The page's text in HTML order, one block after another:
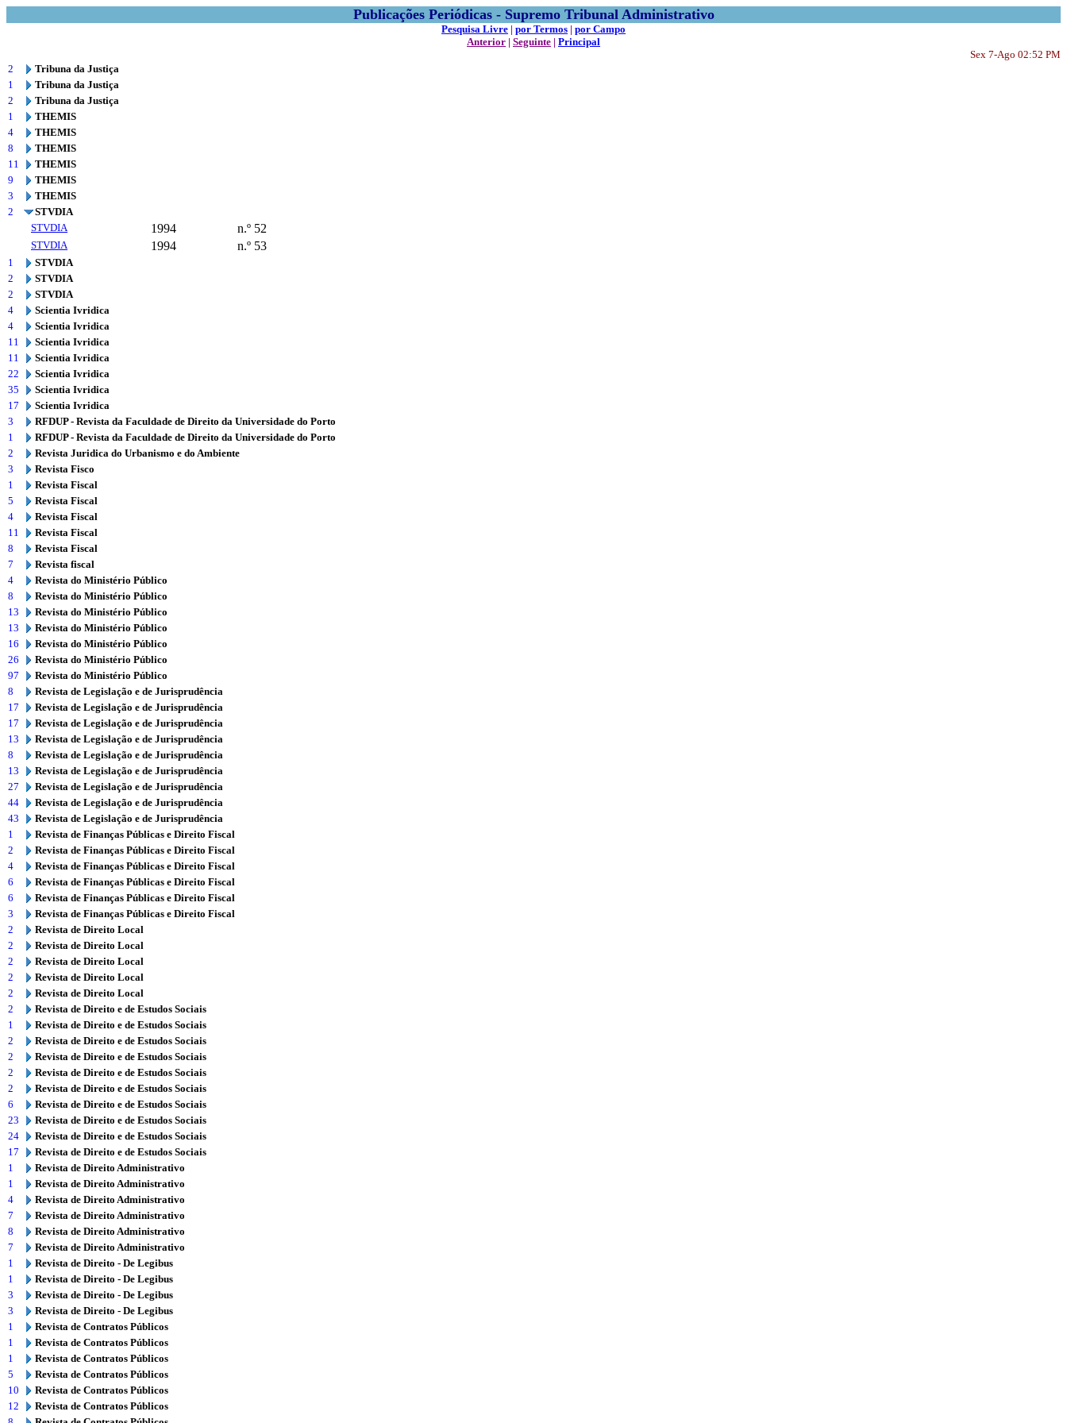
Publicações Periódicas - Supremo Tribunal Administrativo
Pesquisa Livre | por Termos | por Campo
Anterior | Seguinte | Principal
Sex 7-Ago 02:52 PM
2
Tribuna da Justiça
1
Tribuna da Justiça
2
Tribuna da Justiça
1
THEMIS
4
THEMIS
8
THEMIS
11
THEMIS
9
THEMIS
3
THEMIS
2
STVDIA
STVDIA
1994 n.º 52
STVDIA 1994 n.º 53
1
STVDIA
2
STVDIA
2
STVDIA
4
Scientia Ivridica
4
Scientia Ivridica
11
Scientia Ivridica
11
Scientia Ivridica
22
Scientia Ivridica
35
Scientia Ivridica
17
Scientia Ivridica
3
RFDUP - Revista da Faculdade de Direito da Universidade do Porto
1
RFDUP - Revista da Faculdade de Direito da Universidade do Porto
2
Revista Juridica do Urbanismo e do Ambiente
3
Revista Fisco
1
Revista Fiscal
5
Revista Fiscal
4
Revista Fiscal
11
Revista Fiscal
8
Revista Fiscal
7
Revista fiscal
4
Revista do Ministério Público
8
Revista do Ministério Público
13
Revista do Ministério Público
13
Revista do Ministério Público
16
Revista do Ministério Público
26
Revista do Ministério Público
97
Revista do Ministério Público
8
Revista de Legislação e de Jurisprudência
17
Revista de Legislação e de Jurisprudência
17
Revista de Legislação e de Jurisprudência
13
Revista de Legislação e de Jurisprudência
8
Revista de Legislação e de Jurisprudência
13
Revista de Legislação e de Jurisprudência
27
Revista de Legislação e de Jurisprudência
44
Revista de Legislação e de Jurisprudência
43
Revista de Legislação e de Jurisprudência
1
Revista de Finanças Públicas e Direito Fiscal
2
Revista de Finanças Públicas e Direito Fiscal
4
Revista de Finanças Públicas e Direito Fiscal
6
Revista de Finanças Públicas e Direito Fiscal
6
Revista de Finanças Públicas e Direito Fiscal
3
Revista de Finanças Públicas e Direito Fiscal
2
Revista de Direito Local
2
Revista de Direito Local
2
Revista de Direito Local
2
Revista de Direito Local
2
Revista de Direito Local
2
Revista de Direito e de Estudos Sociais
1
Revista de Direito e de Estudos Sociais
2
Revista de Direito e de Estudos Sociais
2
Revista de Direito e de Estudos Sociais
2
Revista de Direito e de Estudos Sociais
2
Revista de Direito e de Estudos Sociais
6
Revista de Direito e de Estudos Sociais
23
Revista de Direito e de Estudos Sociais
24
Revista de Direito e de Estudos Sociais
17
Revista de Direito e de Estudos Sociais
1
Revista de Direito Administrativo
1
Revista de Direito Administrativo
4
Revista de Direito Administrativo
7
Revista de Direito Administrativo
8
Revista de Direito Administrativo
7
Revista de Direito Administrativo
1
Revista de Direito - De Legibus
1
Revista de Direito - De Legibus
3
Revista de Direito - De Legibus
3
Revista de Direito - De Legibus
1
Revista de Contratos Públicos
1
Revista de Contratos Públicos
1
Revista de Contratos Públicos
5
Revista de Contratos Públicos
10
Revista de Contratos Públicos
12
Revista de Contratos Públicos